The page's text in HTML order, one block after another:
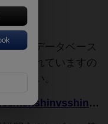
ます。データベース
入力されていますの
ださい。
https://jellyjellycafe.com/games/kenshinvsshingen